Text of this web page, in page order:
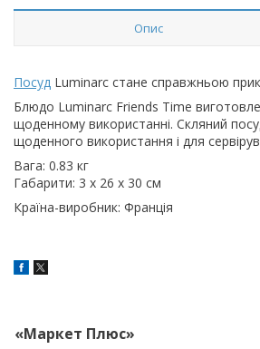
Опис
Посуд Luminarc стане справжньою
Блюдо Luminarc Friends Time
щоденному використанні. Скляний
щоденного використання і для
Вага: 0.83 кг
Габарити: 3 х 26 х 30 см
Країна-виробник: Франція
«Маркет Плюс»